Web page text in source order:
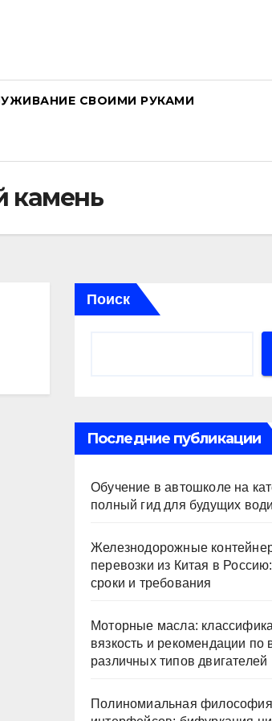
СВОИМИ РУКАМИ
камень
Поиск
Последние публикации
Обучение в автошколе на
полный гид для будущих
Железнодорожные
перевозки из Китая в
сроки и требования
Моторные масла:
вязкость и рекомендации по
различных типов двигателей
Полиномиальная философия